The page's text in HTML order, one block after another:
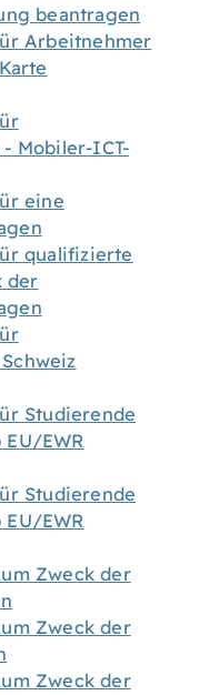
beantragen
Arbeitnehmer
Mobiler-ICT-
eine
qualifizierte
der
Studierende
EWR
Studierende
EWR
Zweck der
Zweck der
Zweck der